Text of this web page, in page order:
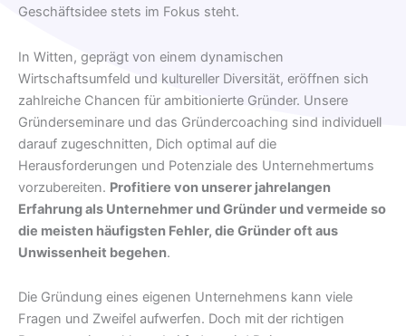
Geschäftsidee stets im Fokus steht.
In Witten, geprägt von einem dynamischen
Wirtschaftsumfeld und kultureller Diversität, eröffnen sich
zahlreiche Chancen für ambitionierte Gründer. Unsere
Gründerseminare und das Gründercoaching sind individuell
darauf zugeschnitten, Dich optimal auf die
Herausforderungen und Potenziale des Unternehmertums
vorzubereiten. Profitiere von unserer jahrelangen
Erfahrung als Unternehmer und Gründer und vermeide so
die meisten häufigsten Fehler, die Gründer oft aus
Unwissenheit begehen.
Die Gründung eines eigenen Unternehmens kann viele
Fragen und Zweifel aufwerfen. Doch mit der richtigen